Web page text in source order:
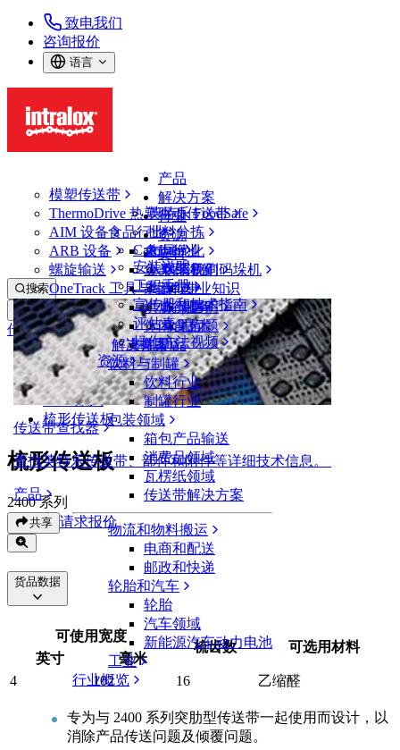
致电我们
咨询报价
语言
产品
模塑传送带
ThermoDrive 热塑驱动传送带
AIM 设备
ARB 设备
螺旋输送
OneTrack 工具与组件
传送带查找器
查找英特乐传送带、部件和附件等详细技术信息。
产品
解决方案
英特乐 FoodSafe
批料分拣
布局优化
从包装机到码垛机
专业知识
服务
技术
解决方案
行业
食品行业
禽肉行业
鱼类和海鲜
果蔬行业
烘焙行业
休闲食品
乳制品
饮料与制罐
饮料行业
制罐行业
包装领域
箱包产品输送
消费品领域
瓦楞纸领域
传送带解决方案
物流和物料搬运
电商和配送
邮政和快递
轮胎和汽车
轮胎
汽车领域
新能源汽车动力电池
工业
行业概览
资源
CalcLab
安装说明
工程手册
宣传册和技术指南
评估表
操作方法视频
资源
支持
联系我们
保证
政策声明
常见问题
支持
搜索
打开菜单
传送带查找器
传送带查找器
模塑传送带
2400 系列
梳形传送板
梳形传送板
2400 系列
共享 请求报价
货品数据
可使用宽度
梳齿数 可选用材料
英寸
毫米
4
102 16 乙缩醛
专为与 2400 系列突肋型传送带一起使用而设计，以
消除产品传送问题及倾覆问题。